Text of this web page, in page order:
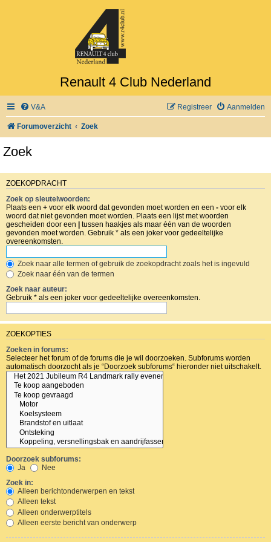
Renault 4 Club Nederland
V&A Aanmelden
Registreer
Forumoverzicht Zoek
Zoek
ZOEKOPDRACHT
Zoek op sleutelwoorden:
Plaats een + voor elk woord dat gevonden moet worden en een - voor elk
woord dat niet gevonden moet worden. Plaats een lijst met woorden
gescheiden door een | tussen haakjes als maar één van de woorden
gevonden moet worden. Gebruik * als een joker voor gedeeltelijke
overeenkomsten.
Zoek naar alle termen of gebruik de zoekopdracht zoals het is ingevuld
Zoek naar één van de termen
Zoek naar auteur:
Gebruik * als een joker voor gedeeltelijke overeenkomsten.
ZOEKOPTIES
Zoeken in forums:
Selecteer het forum of de forums die je wil doorzoeken. Subforums worden
automatisch doorzocht als je “Doorzoek subforums“ hieronder niet uitschakelt.
Doorzoek subforums:
Ja
Nee
Zoek in:
Alleen berichtonderwerpen en tekst
Alleen tekst
Alleen onderwerptitels
Alleen eerste bericht van onderwerp